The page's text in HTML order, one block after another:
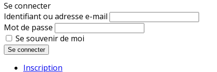
Se connecter
Identifiant ou adresse e-mail
Mot de passe
Se souvenir de moi
Se connecter
Inscription